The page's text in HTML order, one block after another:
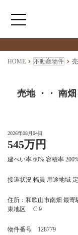
HOME
売買情報
月極駐車場のご案内
アクセス
HOME 不動産物件
売地 ・・ 南
2026年08月04日
545万円
建ぺい率 60% 容積率
接道状況 幅員 用途地域
住所：和歌山市南畑 最
東地区 C 9
物件番号 128779